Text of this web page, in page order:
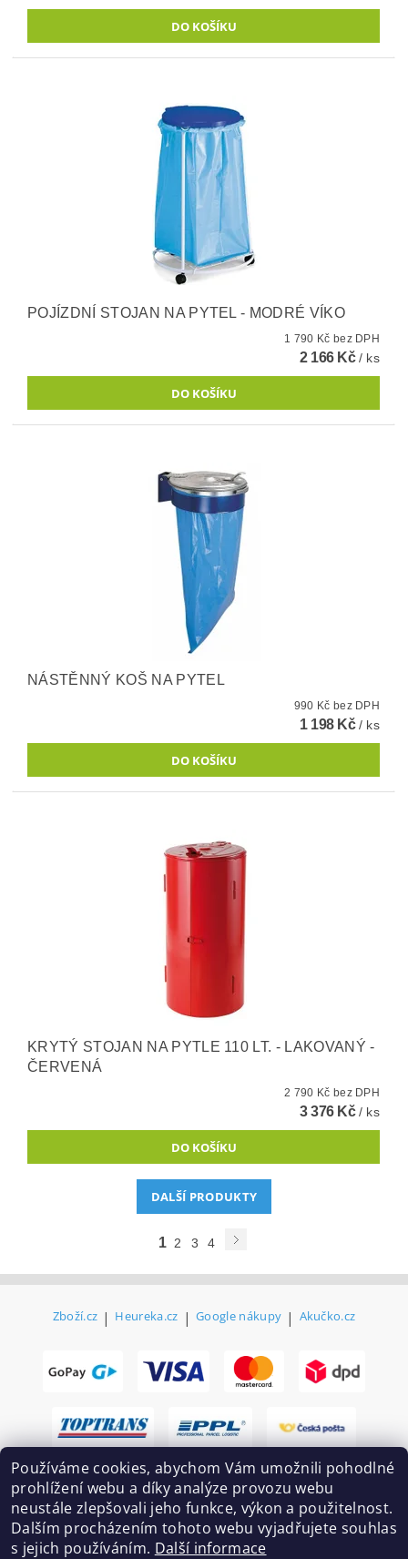
POJÍZDNÍ STOJAN NA PYTEL - MODRÉ VÍKO
1 790 Kč bez DPH
2 166 Kč/ ks
NÁSTĚNNÝ KOŠ NA PYTEL
990 Kč bez DPH
1 198 Kč/ ks
KRYTÝ STOJAN NA PYTLE 110 LT. - LAKOVANÝ -
ČERVENÁ
2 790 Kč bez DPH
3 376 Kč/ ks
DALŠÍ PRODUKTY
1 2 3 4
Zboží.cz | Heureka.cz | Google nákupy | Akučko.cz
Používáme cookies, abychom Vám umožnili pohodlné
prohlížení webu a díky analýze provozu webu
neustále zlepšovali jeho funkce, výkon a použitelnost.
Dalším procházením tohoto webu vyjadřujete souhlas
s jejich používáním. Další informace